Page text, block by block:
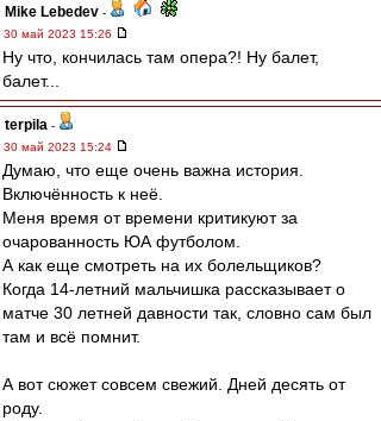
Mike Lebedev -
30 май 2023 15:26
Ну что, кончилась там опера?! Ну балет,
балет...
terpila -
30 май 2023 15:24
Думаю, что еще очень важна история.
Включённость к неё.
Меня время от времени критикуют за
очарованность ЮА футболом.
А как еще смотреть на их болельщиков?
Когда 14-летний мальчишка рассказывает о
матче 30 летней давности так, словно сам был
там и всё помнит.
А вот сюжет совсем свежий. Дней десять от
роду.